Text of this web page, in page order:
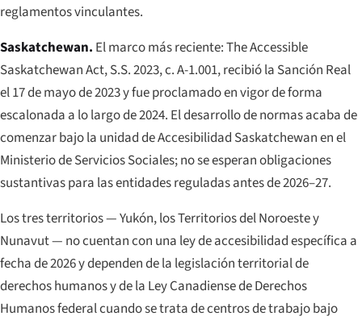
reglamentos vinculantes.
Saskatchewan. El marco más reciente:The Accessible
Saskatchewan Act, S.S. 2023, c. A-1.001, recibió la Sanción Real
el 17 de mayo de 2023 y fue proclamado en vigor de forma
escalonada a lo largo de 2024. El desarrollo de normas acaba de
comenzar bajo la unidad de Accesibilidad Saskatchewan en el
Ministerio de Servicios Sociales; no se esperan obligaciones
sustantivas para las entidades reguladas antes de 2026–27.
Los tres territorios — Yukón, los Territorios del Noroeste y
Nunavut — no cuentan con una ley de accesibilidad específica a
fecha de 2026 y dependen de la legislación territorial de
derechos humanos y de la Ley Canadiense de Derechos
Humanos federal cuando se trata de centros de trabajo bajo